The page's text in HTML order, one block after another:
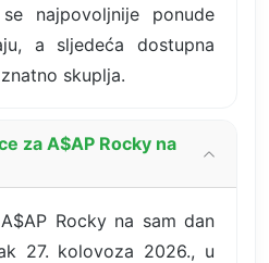
najpovoljnije ponude
a sljedeća dostupna
skuplja.
za A$AP Rocky na
Rocky na sam dan
27. kolovoza 2026., u